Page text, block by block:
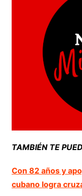
TAMBIÉN TE
Con 82 años y
cubano logra